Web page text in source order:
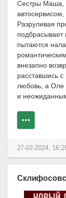
Сестры Маша,
автосервисом,
Разруливая
подбрасывает
пытаются
внезапно
расставшись
любовь, а Оле
и
27-02-2024,